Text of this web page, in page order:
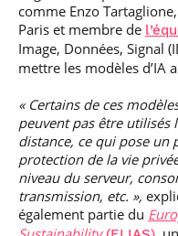
comme Enzo
Paris et membre de
Image, Données, Signal
mettre les modèles d’IA
« Certains de ces
peuvent pas être utilisés
distance, ce qui pose un
protection de la vie
niveau du serveur,
transmission, etc. »,
également partie du